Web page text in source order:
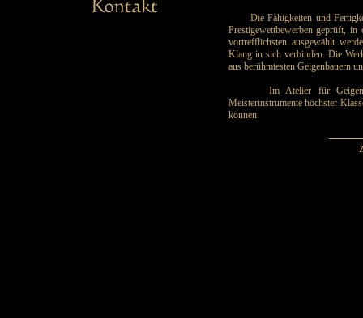
Die Fähigkeiten und
Prestigewettbewerben geprüft,
vortrefflichsten ausgewählt
Klang in sich verbinden. Die
aus berühmtesten Geigenbauern
Im Atelier für Geigenbau
Meisterinstrumente höchster
können.